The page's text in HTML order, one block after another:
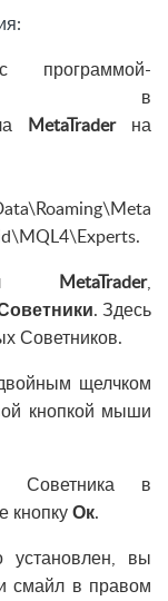
программой-
в
MetaTraderна
MetaTrader,
. Здесь
Советников.
щелчком
кнопкой мыши
Советника в
кнопкуОк.
вы
смайл в правом